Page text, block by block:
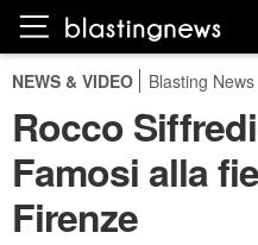
NEWS & VIDEO Blasting
Rocco
Famosi alla
Firenze